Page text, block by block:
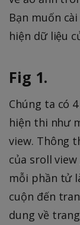
Bạn muốn
hiện dữ liệu
Fig 1.
Chúng ta có
hiện thi như
view. Thông
của sroll
mỗi phần tử
cuộn đến
dung về